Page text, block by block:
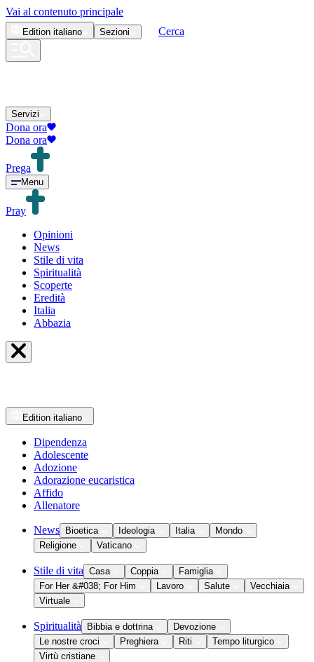
Vai al contenuto principale
Edition italiano Sezioni Cerca
Servizi
Dona ora
Dona ora
Prega
Menu
Pray
Opinioni
News
Stile di vita
Spiritualità
Scoperte
Eredità
Italia
Abbazia
Edition italiano
Dipendenza
Adolescente
Adozione
Adorazione eucaristica
Affido
Allenatore
News Bioetica Ideologia Italia
Mondo
Religione
Vaticano
Stile di vita Casa Coppia
Famiglia
For Her &#038; For Him
Lavoro Salute
Vecchiaia
Virtuale
Spiritualità Bibbia e dottrina
Devozione
Le nostre croci
Preghiera Riti
Tempo liturgico
Virtù cristiane